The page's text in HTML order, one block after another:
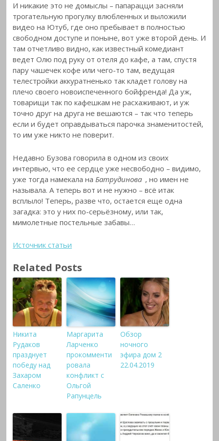
И никакие это не домыслы – папарацци засняли
трогательную прогулку влюбленных и выложили
видео на Ютуб, где оно пребывает в полностью
свободном доступе и поныне, вот уже второй день. И
там отчетливо видно, как известный комедиант
ведет Олю под руку от отеля до кафе, а там, спустя
пару чашечек кофе или чего-то там, ведущая
телестройки аккуратненько так кладет голову на
плечо своего новоиспеченного бойфренда! Да уж,
товарищи так по кафешкам не расхаживают, и уж
точно друг на друга не вешаются – так что теперь
если и будет оправдываться парочка знаменитостей,
то им уже никто не поверит.
Недавно Бузова говорила в одном из своих
интервью, что ее сердце уже несвободно – видимо,
уже тогда намекала на Батрудинова , но имен не
называла. А теперь вот и не нужно – всё итак
всплыло! Теперь, разве что, остается еще одна
загадка: это у них по-серьёзному, или так,
мимолетные постельные забавы…
Источник статьи
Related Posts
Никита
Рудаков
празднует
победу над
Захаром
Саленко
Маргарита
Ларченко
прокомменти
ровала
конфликт с
Ольгой
Рапунцель
Обзор
ночного
эфира дом 2
22.04.2019